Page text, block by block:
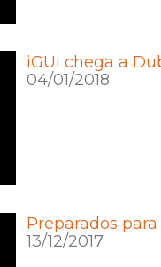
iGUi chega a
04/01/2018
Preparados
13/12/2017